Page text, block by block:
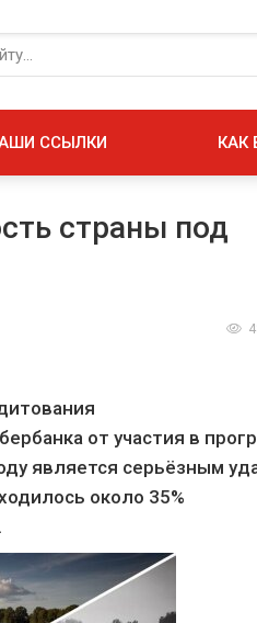
ССЫЛКИ КАК
страны под
от участия в
является серьёзным
около 35%